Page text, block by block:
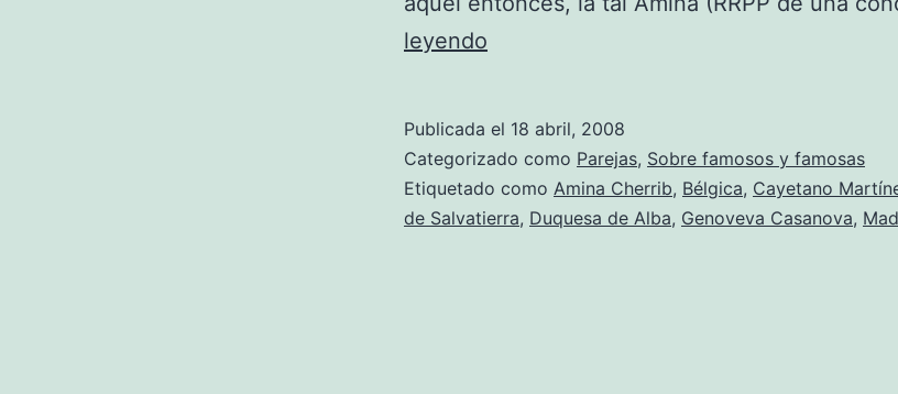
leyendo
de
Cayetano
Martínez
Publicada el 18 abril, 2008
Categorizado como Parejas, Sobre famosos y famosas
Etiquetado como Amina Cherrib, Bélgica, Cayetano
de Salvatierra, Duquesa de Alba, Genoveva Casanova,